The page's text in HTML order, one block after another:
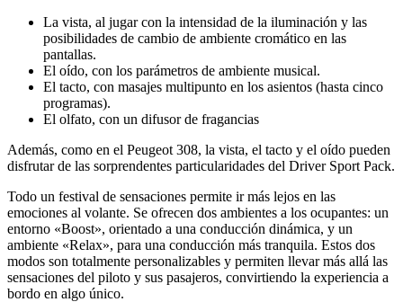
La vista, al jugar con la intensidad de la iluminación y las
posibilidades de cambio de ambiente cromático en las
pantallas.
El oído, con los parámetros de ambiente musical.
El tacto, con masajes multipunto en los asientos (hasta cinco
programas).
El olfato, con un difusor de fragancias
Además, como en el Peugeot 308, la vista, el tacto y el oído pueden
disfrutar de las sorprendentes particularidades del Driver Sport Pack.
Todo un festival de sensaciones permite ir más lejos en las
emociones al volante. Se ofrecen dos ambientes a los ocupantes: un
entorno «Boost», orientado a una conducción dinámica, y un
ambiente «Relax», para una conducción más tranquila. Estos dos
modos son totalmente personalizables y permiten llevar más allá las
sensaciones del piloto y sus pasajeros, convirtiendo la experiencia a
bordo en algo único.